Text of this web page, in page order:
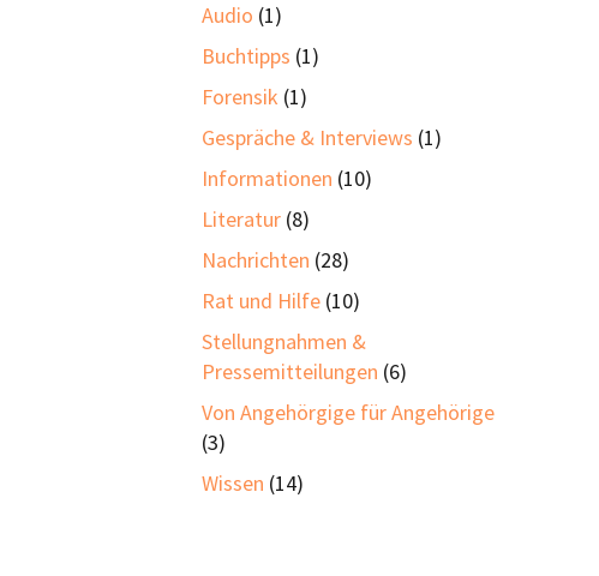
Audio (1)
Buchtipps (1)
Forensik (1)
Gespräche & Interviews (1)
Informationen (10)
Literatur(8)
Nachrichten (28)
Rat und Hilfe(10)
Stellungnahmen &
Pressemitteilungen (6)
Von Angehörgige für Angehörige
(3)
Wissen (14)